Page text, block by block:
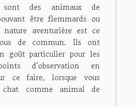
des animaux de
être flemmards ou
nature aventurière est ce
de commun. Ils ont
goût particulier pour les
d’observation en
ce faire, lorsque vous
chat comme animal de